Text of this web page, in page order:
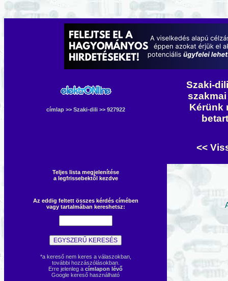
címlap>> Szaki-dili>> 927922
Szaki-
Kérünk
<<
Teljes lista megjelenítése
a legfrissebektől kezdve
Az eddig feltett összes kérdés címében
vagy tartalmában kereshetsz:
*a kereső nem keres a válaszokban,
további hozzászólásokban.
Erre jelenleg a címlapon lévő
Google kereső használható